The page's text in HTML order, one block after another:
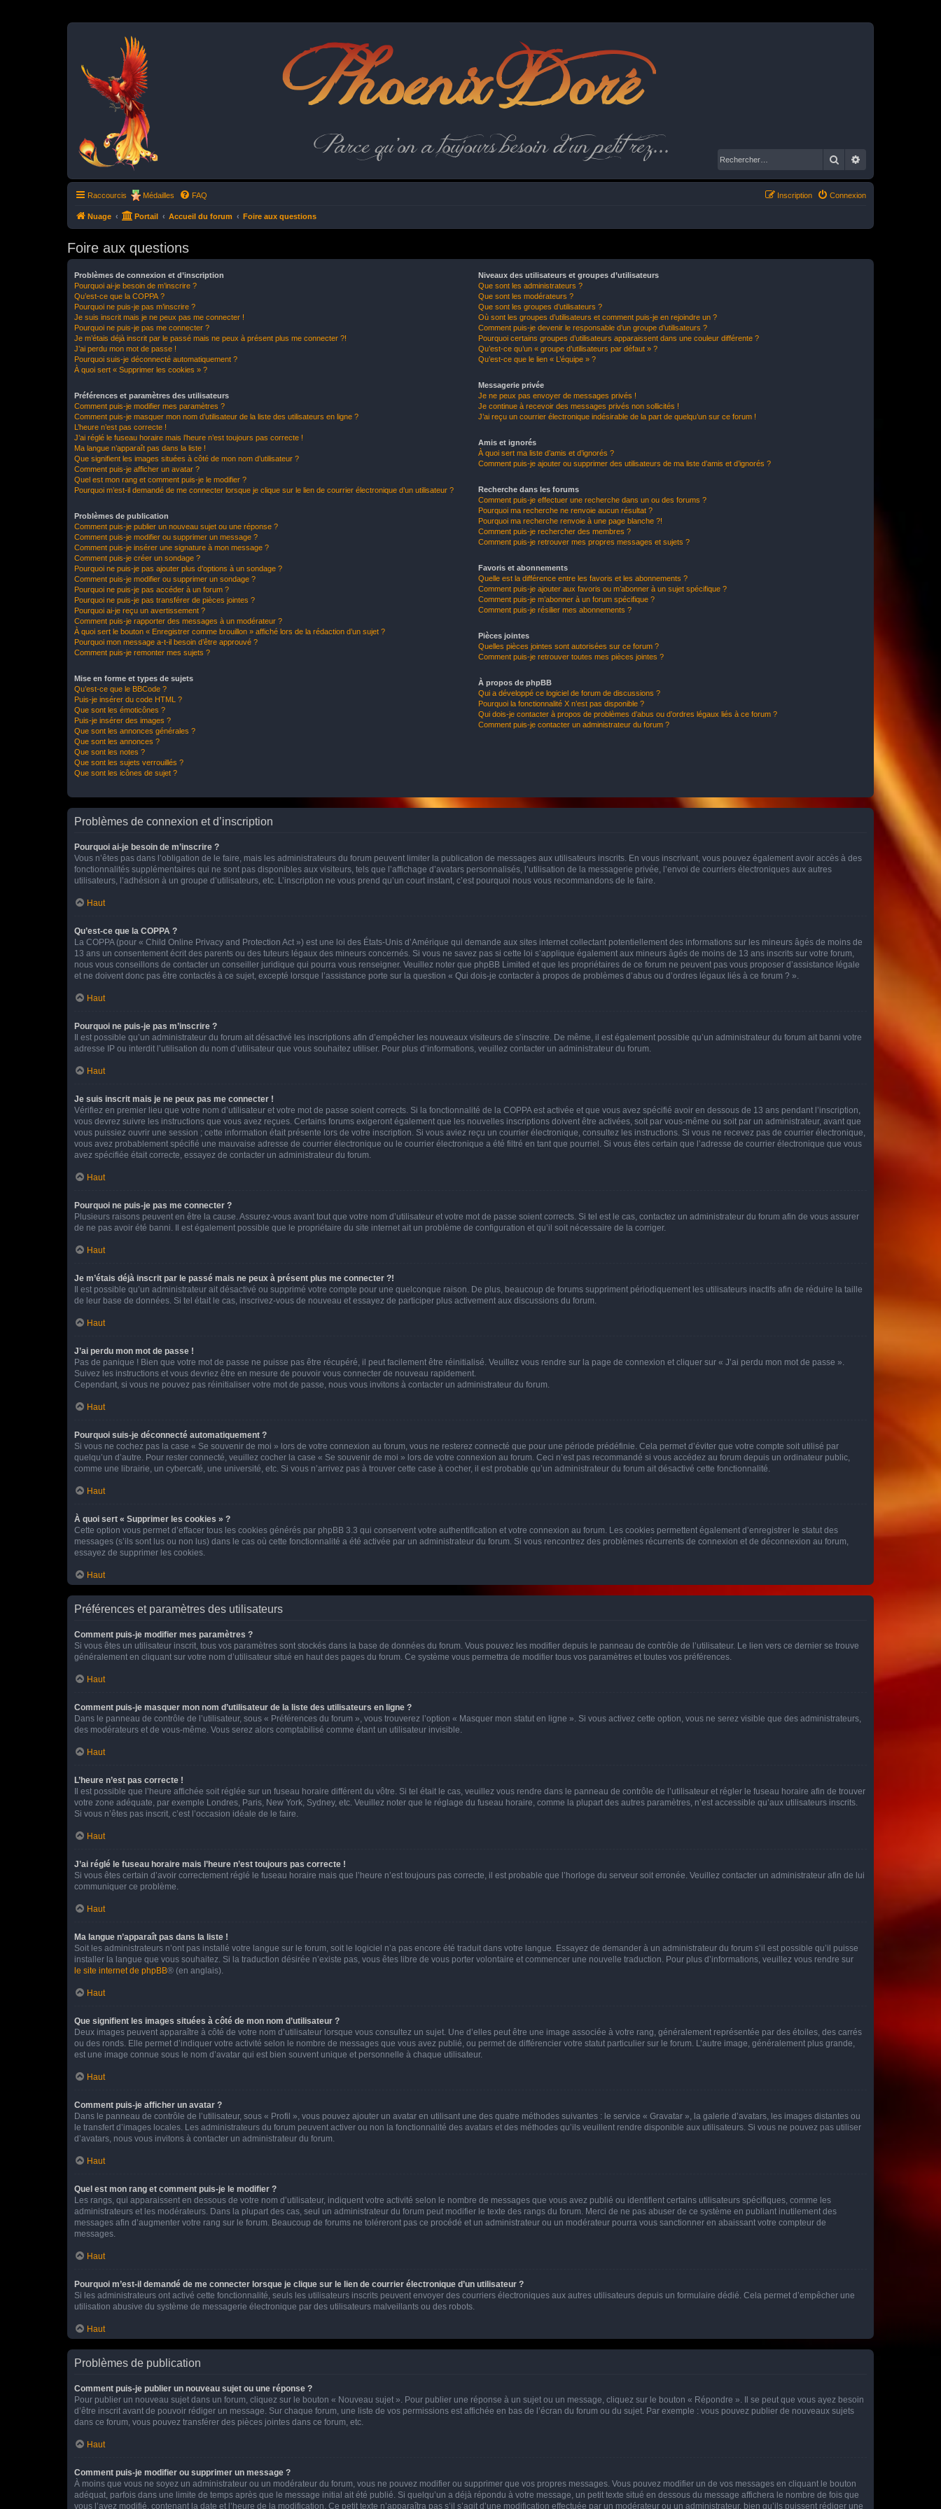
Phoenix Doré
Parce qu'on a toujours besoin d'un petit rez... Rechercher
Raccourcis Médailles FAQ Connexion
Inscription
Nuage Portail Accueil du forum Foire aux questions
Foire aux questions
Problèmes de connexion et d’inscription
Pourquoi ai-je besoin de m’inscrire ?
Qu’est-ce que la COPPA ?
Pourquoi ne puis-je pas m’inscrire ?
Je suis inscrit mais je ne peux pas me connecter !
Pourquoi ne puis-je pas me connecter ?
Je m’étais déjà inscrit par le passé mais ne peux à présent plus me connecter ?!
J’ai perdu mon mot de passe !
Pourquoi suis-je déconnecté automatiquement ?
À quoi sert « Supprimer les cookies » ?
Préférences et paramètres des utilisateurs
Comment puis-je modifier mes paramètres ?
Comment puis-je masquer mon nom d’utilisateur de la liste des utilisateurs en ligne ?
L’heure n’est pas correcte !
J’ai réglé le fuseau horaire mais l’heure n’est toujours pas correcte !
Ma langue n’apparaît pas dans la liste !
Que signifient les images situées à côté de mon nom d’utilisateur ?
Comment puis-je afficher un avatar ?
Quel est mon rang et comment puis-je le modifier ?
Pourquoi m’est-il demandé de me connecter lorsque je clique sur le lien de courrier électronique d’un utilisateur ?
Problèmes de publication
Comment puis-je publier un nouveau sujet ou une réponse ?
Comment puis-je modifier ou supprimer un message ?
Comment puis-je insérer une signature à mon message ?
Comment puis-je créer un sondage ?
Pourquoi ne puis-je pas ajouter plus d’options à un sondage ?
Comment puis-je modifier ou supprimer un sondage ?
Pourquoi ne puis-je pas accéder à un forum ?
Pourquoi ne puis-je pas transférer de pièces jointes ?
Pourquoi ai-je reçu un avertissement ?
Comment puis-je rapporter des messages à un modérateur ?
À quoi sert le bouton « Enregistrer comme brouillon » affiché lors de la rédaction d’un sujet ?
Pourquoi mon message a-t-il besoin d’être approuvé ?
Comment puis-je remonter mes sujets ?
Mise en forme et types de sujets
Qu’est-ce que le BBCode ?
Puis-je insérer du code HTML ?
Que sont les émoticônes ?
Puis-je insérer des images ?
Que sont les annonces générales ?
Que sont les annonces ?
Que sont les notes ?
Que sont les sujets verrouillés ?
Que sont les icônes de sujet ?
Niveaux des utilisateurs et groupes d’utilisateurs
Que sont les administrateurs ?
Que sont les modérateurs ?
Que sont les groupes d’utilisateurs ?
Où sont les groupes d’utilisateurs et comment puis-je en rejoindre un ?
Comment puis-je devenir le responsable d’un groupe d’utilisateurs ?
Pourquoi certains groupes d’utilisateurs apparaissent dans une couleur différente ?
Qu’est-ce qu’un « groupe d’utilisateurs par défaut » ?
Qu’est-ce que le lien « L’équipe » ?
Messagerie privée
Je ne peux pas envoyer de messages privés !
Je continue à recevoir des messages privés non sollicités !
J’ai reçu un courrier électronique indésirable de la part de quelqu’un sur ce forum !
Amis et ignorés
À quoi sert ma liste d’amis et d’ignorés ?
Comment puis-je ajouter ou supprimer des utilisateurs de ma liste d’amis et d’ignorés ?
Recherche dans les forums
Comment puis-je effectuer une recherche dans un ou des forums ?
Pourquoi ma recherche ne renvoie aucun résultat ?
Pourquoi ma recherche renvoie à une page blanche ?!
Comment puis-je rechercher des membres ?
Comment puis-je retrouver mes propres messages et sujets ?
Favoris et abonnements
Quelle est la différence entre les favoris et les abonnements ?
Comment puis-je ajouter aux favoris ou m’abonner à un sujet spécifique ?
Comment puis-je m’abonner à un forum spécifique ?
Comment puis-je résilier mes abonnements ?
Pièces jointes
Quelles pièces jointes sont autorisées sur ce forum ?
Comment puis-je retrouver toutes mes pièces jointes ?
À propos de phpBB
Qui a développé ce logiciel de forum de discussions ?
Pourquoi la fonctionnalité X n’est pas disponible ?
Qui dois-je contacter à propos de problèmes d’abus ou d’ordres légaux liés à ce forum ?
Comment puis-je contacter un administrateur du forum ?
Problèmes de connexion et d’inscription
Pourquoi ai-je besoin de m’inscrire ?
Vous n’êtes pas dans l’obligation de le faire, mais les administrateurs du forum peuvent limiter la publication de messages aux utilisateurs inscrits. En vous inscrivant, vous pouvez également avoir accès à des
fonctionnalités supplémentaires qui ne sont pas disponibles aux visiteurs, tels que l’affichage d’avatars personnalisés, l’utilisation de la messagerie privée, l’envoi de courriers électroniques aux autres
utilisateurs, l’adhésion à un groupe d’utilisateurs, etc. L’inscription ne vous prend qu’un court instant, c’est pourquoi nous vous recommandons de le faire.
Haut
Qu’est-ce que la COPPA ?
La COPPA (pour « Child Online Privacy and Protection Act ») est une loi des États-Unis d’Amérique qui demande aux sites internet collectant potentiellement des informations sur les mineurs âgés de moins de
13 ans un consentement écrit des parents ou des tuteurs légaux des mineurs concernés. Si vous ne savez pas si cette loi s’applique également aux mineurs âgés de moins de 13 ans inscrits sur votre forum,
nous vous conseillons de contacter un conseiller juridique qui pourra vous renseigner. Veuillez noter que phpBB Limited et que les propriétaires de ce forum ne peuvent pas vous proposer d’assistance légale
et ne doivent donc pas être contactés à ce sujet, excepté lorsque l’assistance porte sur la question « Qui dois-je contacter à propos de problèmes d’abus ou d’ordres légaux liés à ce forum ? ».
Haut
Pourquoi ne puis-je pas m’inscrire ?
Il est possible qu’un administrateur du forum ait désactivé les inscriptions afin d’empêcher les nouveaux visiteurs de s’inscrire. De même, il est également possible qu’un administrateur du forum ait banni votre
adresse IP ou interdit l’utilisation du nom d’utilisateur que vous souhaitez utiliser. Pour plus d’informations, veuillez contacter un administrateur du forum.
Haut
Je suis inscrit mais je ne peux pas me connecter !
Vérifiez en premier lieu que votre nom d’utilisateur et votre mot de passe soient corrects. Si la fonctionnalité de la COPPA est activée et que vous avez spécifié avoir en dessous de 13 ans pendant l’inscription,
vous devrez suivre les instructions que vous avez reçues. Certains forums exigeront également que les nouvelles inscriptions doivent être activées, soit par vous-même ou soit par un administrateur, avant que
vous puissiez ouvrir une session ; cette information était présente lors de votre inscription. Si vous aviez reçu un courrier électronique, consultez les instructions. Si vous ne recevez pas de courrier électronique,
vous avez probablement spécifié une mauvaise adresse de courrier électronique ou le courrier électronique a été filtré en tant que pourriel. Si vous êtes certain que l’adresse de courrier électronique que vous
avez spécifiée était correcte, essayez de contacter un administrateur du forum.
Haut
Pourquoi ne puis-je pas me connecter ?
Plusieurs raisons peuvent en être la cause. Assurez-vous avant tout que votre nom d’utilisateur et votre mot de passe soient corrects. Si tel est le cas, contactez un administrateur du forum afin de vous assurer
de ne pas avoir été banni. Il est également possible que le propriétaire du site internet ait un problème de configuration et qu’il soit nécessaire de la corriger.
Haut
Je m’étais déjà inscrit par le passé mais ne peux à présent plus me connecter ?!
Il est possible qu’un administrateur ait désactivé ou supprimé votre compte pour une quelconque raison. De plus, beaucoup de forums suppriment périodiquement les utilisateurs inactifs afin de réduire la taille
de leur base de données. Si tel était le cas, inscrivez-vous de nouveau et essayez de participer plus activement aux discussions du forum.
Haut
J’ai perdu mon mot de passe !
Pas de panique ! Bien que votre mot de passe ne puisse pas être récupéré, il peut facilement être réinitialisé. Veuillez vous rendre sur la page de connexion et cliquer sur « J’ai perdu mon mot de passe ».
Suivez les instructions et vous devriez être en mesure de pouvoir vous connecter de nouveau rapidement.
Cependant, si vous ne pouvez pas réinitialiser votre mot de passe, nous vous invitons à contacter un administrateur du forum.
Haut
Pourquoi suis-je déconnecté automatiquement ?
Si vous ne cochez pas la case « Se souvenir de moi » lors de votre connexion au forum, vous ne resterez connecté que pour une période prédéfinie. Cela permet d’éviter que votre compte soit utilisé par
quelqu’un d’autre. Pour rester connecté, veuillez cocher la case « Se souvenir de moi » lors de votre connexion au forum. Ceci n’est pas recommandé si vous accédez au forum depuis un ordinateur public,
comme une librairie, un cybercafé, une université, etc. Si vous n’arrivez pas à trouver cette case à cocher, il est probable qu’un administrateur du forum ait désactivé cette fonctionnalité.
Haut
À quoi sert « Supprimer les cookies » ?
Cette option vous permet d’effacer tous les cookies générés par phpBB 3.3 qui conservent votre authentification et votre connexion au forum. Les cookies permettent également d’enregistrer le statut des
messages (s’ils sont lus ou non lus) dans le cas où cette fonctionnalité a été activée par un administrateur du forum. Si vous rencontrez des problèmes récurrents de connexion et de déconnexion au forum,
essayez de supprimer les cookies.
Haut
Préférences et paramètres des utilisateurs
Comment puis-je modifier mes paramètres ?
Si vous êtes un utilisateur inscrit, tous vos paramètres sont stockés dans la base de données du forum. Vous pouvez les modifier depuis le panneau de contrôle de l’utilisateur. Le lien vers ce dernier se trouve
généralement en cliquant sur votre nom d’utilisateur situé en haut des pages du forum. Ce système vous permettra de modifier tous vos paramètres et toutes vos préférences.
Haut
Comment puis-je masquer mon nom d’utilisateur de la liste des utilisateurs en ligne ?
Dans le panneau de contrôle de l’utilisateur, sous « Préférences du forum », vous trouverez l’option « Masquer mon statut en ligne ». Si vous activez cette option, vous ne serez visible que des administrateurs,
des modérateurs et de vous-même. Vous serez alors comptabilisé comme étant un utilisateur invisible.
Haut
L’heure n’est pas correcte !
Il est possible que l’heure affichée soit réglée sur un fuseau horaire différent du vôtre. Si tel était le cas, veuillez vous rendre dans le panneau de contrôle de l’utilisateur et régler le fuseau horaire afin de trouver
votre zone adéquate, par exemple Londres, Paris, New York, Sydney, etc. Veuillez noter que le réglage du fuseau horaire, comme la plupart des autres paramètres, n’est accessible qu’aux utilisateurs inscrits.
Si vous n’êtes pas inscrit, c’est l’occasion idéale de le faire.
Haut
J’ai réglé le fuseau horaire mais l’heure n’est toujours pas correcte !
Si vous êtes certain d’avoir correctement réglé le fuseau horaire mais que l’heure n’est toujours pas correcte, il est probable que l’horloge du serveur soit erronée. Veuillez contacter un administrateur afin de lui
communiquer ce problème.
Haut
Ma langue n’apparaît pas dans la liste !
Soit les administrateurs n’ont pas installé votre langue sur le forum, soit le logiciel n’a pas encore été traduit dans votre langue. Essayez de demander à un administrateur du forum s’il est possible qu’il puisse
installer la langue que vous souhaitez. Si la traduction désirée n’existe pas, vous êtes libre de vous porter volontaire et commencer une nouvelle traduction. Pour plus d’informations, veuillez vous rendre sur
le site internet de phpBB® (en anglais).
Haut
Que signifient les images situées à côté de mon nom d’utilisateur ?
Deux images peuvent apparaître à côté de votre nom d’utilisateur lorsque vous consultez un sujet. Une d’elles peut être une image associée à votre rang, généralement représentée par des étoiles, des carrés
ou des ronds. Elle permet d’indiquer votre activité selon le nombre de messages que vous avez publié, ou permet de différencier votre statut particulier sur le forum. L’autre image, généralement plus grande,
est une image connue sous le nom d’avatar qui est bien souvent unique et personnelle à chaque utilisateur.
Haut
Comment puis-je afficher un avatar ?
Dans le panneau de contrôle de l’utilisateur, sous « Profil », vous pouvez ajouter un avatar en utilisant une des quatre méthodes suivantes : le service « Gravatar », la galerie d’avatars, les images distantes ou
le transfert d’images locales. Les administrateurs du forum peuvent activer ou non la fonctionnalité des avatars et des méthodes qu’ils veuillent rendre disponible aux utilisateurs. Si vous ne pouvez pas utiliser
d’avatars, nous vous invitons à contacter un administrateur du forum.
Haut
Quel est mon rang et comment puis-je le modifier ?
Les rangs, qui apparaissent en dessous de votre nom d’utilisateur, indiquent votre activité selon le nombre de messages que vous avez publié ou identifient certains utilisateurs spécifiques, comme les
administrateurs et les modérateurs. Dans la plupart des cas, seul un administrateur du forum peut modifier le texte des rangs du forum. Merci de ne pas abuser de ce système en publiant inutilement des
messages afin d’augmenter votre rang sur le forum. Beaucoup de forums ne toléreront pas ce procédé et un administrateur ou un modérateur pourra vous sanctionner en abaissant votre compteur de
messages.
Haut
Pourquoi m’est-il demandé de me connecter lorsque je clique sur le lien de courrier électronique d’un utilisateur ?
Si les administrateurs ont activé cette fonctionnalité, seuls les utilisateurs inscrits peuvent envoyer des courriers électroniques aux autres utilisateurs depuis un formulaire dédié. Cela permet d’empêcher une
utilisation abusive du système de messagerie électronique par des utilisateurs malveillants ou des robots.
Haut
Problèmes de publication
Comment puis-je publier un nouveau sujet ou une réponse ?
Pour publier un nouveau sujet dans un forum, cliquez sur le bouton « Nouveau sujet ». Pour publier une réponse à un sujet ou un message, cliquez sur le bouton « Répondre ». Il se peut que vous ayez besoin
d’être inscrit avant de pouvoir rédiger un message. Sur chaque forum, une liste de vos permissions est affichée en bas de l’écran du forum ou du sujet. Par exemple : vous pouvez publier de nouveaux sujets
dans ce forum, vous pouvez transférer des pièces jointes dans ce forum, etc.
Haut
Comment puis-je modifier ou supprimer un message ?
À moins que vous ne soyez un administrateur ou un modérateur du forum, vous ne pouvez modifier ou supprimer que vos propres messages. Vous pouvez modifier un de vos messages en cliquant le bouton
adéquat, parfois dans une limite de temps après que le message initial ait été publié. Si quelqu’un a déjà répondu à votre message, un petit texte situé en dessous du message affichera le nombre de fois que
vous l’avez modifié, contenant la date et l’heure de la modification. Ce petit texte n’apparaîtra pas s’il s’agit d’une modification effectuée par un modérateur ou un administrateur, bien qu’ils puissent rédiger une